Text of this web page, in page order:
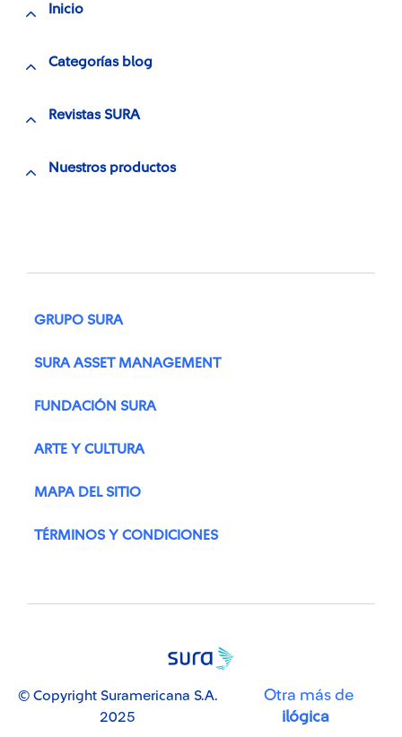
Inicio
Categorías blog
Revistas SURA
Nuestros productos
GRUPO SURA
SURA ASSET MANAGEMENT
FUNDACIÓN SURA
ARTE Y CULTURA
MAPA DEL SITIO
TÉRMINOS Y CONDICIONES
© Copyright Suramericana S.A.
2025
Otra más de
ilógica